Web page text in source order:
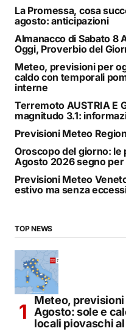
La Promessa, cosa
agosto: anticipazioni
Almanacco di Sabato 8
Oggi, Proverbio del
Meteo, previsioni per
caldo con temporali
interne
Terremoto AUSTRIA E
magnitudo 3.1:
Previsioni Meteo
Oroscopo del giorno: le
Agosto 2026 segno per
Previsioni Meteo
estivo ma senza
TOP NEWS
Meteo, previsioni
Agosto: sole e
locali piovaschi al